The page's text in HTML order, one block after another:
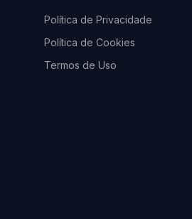
Política de Privacidade
Política de Cookies
Termos de Uso